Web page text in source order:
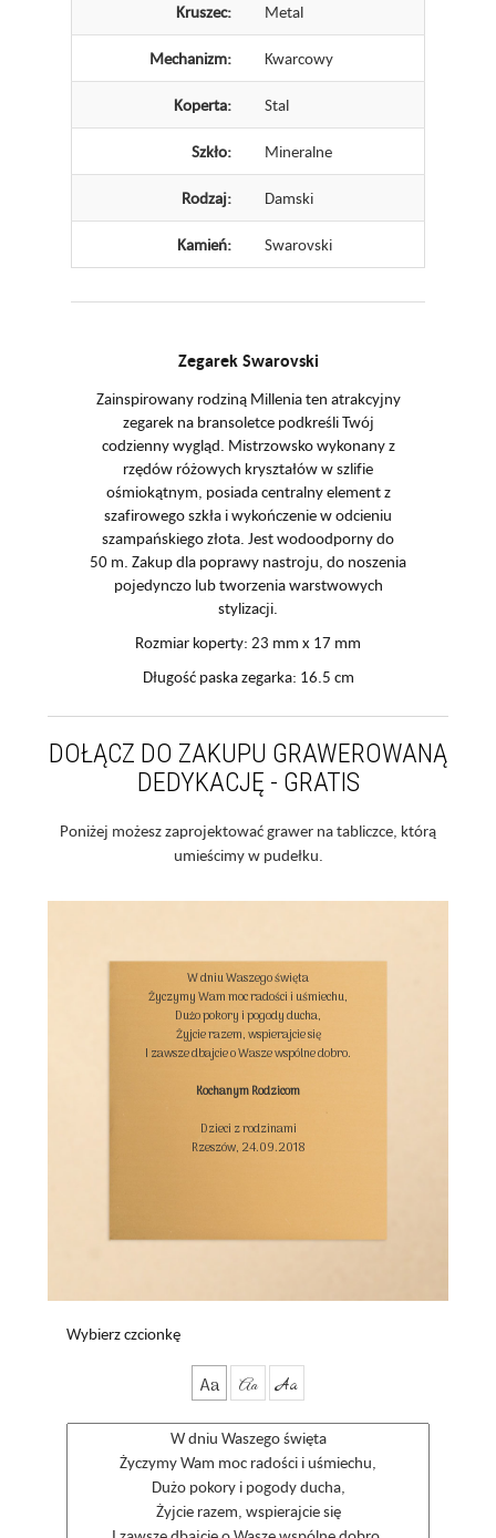
Kruszec: Metal
Mechanizm: Kwarcowy
Koperta: Stal
Szkło: Mineralne
Rodzaj: Damski
Kamień: Swarovski
Zegarek Swarovski
Zainspirowany rodziną Millenia ten atrakcyjny
zegarek na bransoletce podkreśli Twój
codzienny wygląd. Mistrzowsko wykonany z
rzędów różowych kryształów w szlifie
ośmiokątnym, posiada centralny element z
szafirowego szkła i wykończenie w odcieniu
szampańskiego złota. Jest wodoodporny do
50 m. Zakup dla poprawy nastroju, do noszenia
pojedynczo lub tworzenia warstwowych
stylizacji.
Rozmiar koperty: 23 mm x 17 mm
Długość paska zegarka: 16.5 cm
DOŁĄCZ DO ZAKUPU GRAWEROWANĄ
DEDYKACJĘ - GRATIS
Poniżej możesz zaprojektować grawer na tabliczce, którą
umieścimy w pudełku.
W dniu Waszego święta
Życzymy Wam moc radości i uśmiechu,
Dużo pokory i pogody ducha,
Żyjcie razem, wspierajcie się
I zawsze dbajcie o Wasze wspólne dobro.
Kochanym Rodzicom
Dzieci z rodzinami
Rzeszów, 24.09.2018
Wybierz czcionkę
Aa Aa Aa